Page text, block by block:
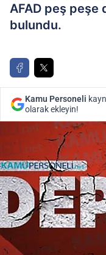
AFAD peş peşe
bulundu.
Kamu Personeli
olarak ekleyin!